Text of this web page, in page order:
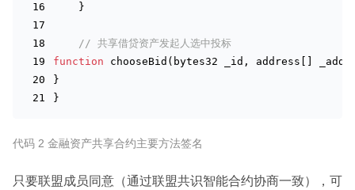
    }
// 共享借贷资产发起人选中投标
function chooseBid( bytes32 _id , address
}
}
代码 2 金融资产共享合约主要方法签名
只要联盟成员同意（通过联盟共识智能合约协商一致），可